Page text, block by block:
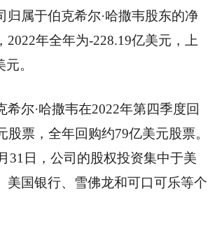
归属于伯克希尔·哈撒韦股东的净
2022年全年为-228.19亿美元，上
。
希尔·哈撒韦在2022年第四季度回
股票，全年回购约79亿美元股票。
31日，公司的股权投资集中于美
美国银行、雪佛龙和可口可乐等个